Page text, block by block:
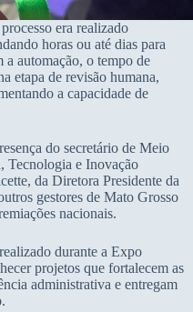
era realizado
horas ou até dias para
automação, o tempo de
etapa de revisão humana,
a capacidade de
do secretário de Meio
Tecnologia e Inovação
da Diretora Presidente da
gestores de Mato Grosso
nacionais.
durante a Expo
projetos que fortalecem as
administrativa e entregam